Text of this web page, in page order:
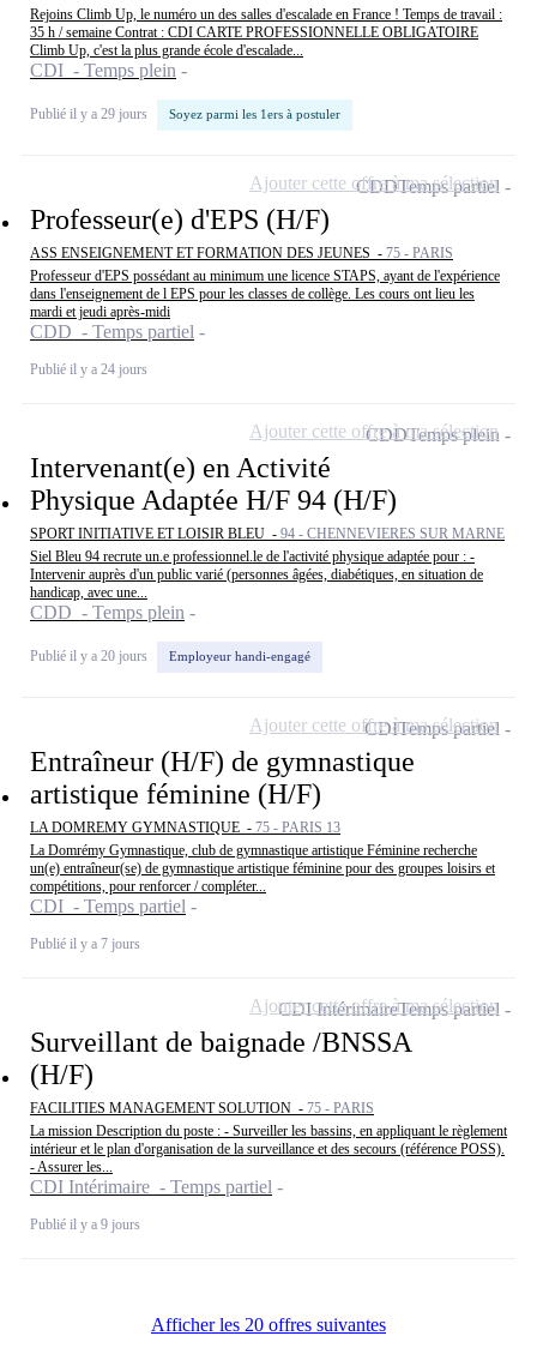
Rejoins Climb Up, le numéro un des salles d'escalade en France ! Temps de travail :
35 h / semaine Contrat : CDI CARTE PROFESSIONNELLE OBLIGATOIRE
Climb Up, c'est la plus grande école d'escalade...
CDI - Temps plein
Publié il y a 29 jours Soyez parmi les 1ers à postuler
Professeur(e) d'EPS (H/F)
ASS ENSEIGNEMENT ET FORMATION DES JEUNES - 75 - PARIS
Professeur d'EPS possédant au minimum une licence STAPS, ayant de l'expérience
dans l'enseignement de l EPS pour les classes de collège. Les cours ont lieu les
mardi et jeudi après-midi
CDD - Temps partiel
Publié il y a 24 jours
CDDTemps partiel
Ajouter cette offre à ma sélection
Intervenant(e) en Activité
Physique Adaptée H/F 94 (H/F)
SPORT INITIATIVE ET LOISIR BLEU - 94 - CHENNEVIERES SUR MARNE
Siel Bleu 94 recrute un.e professionnel.le de l'activité physique adaptée pour : -
Intervenir auprès d'un public varié (personnes âgées, diabétiques, en situation de
handicap, avec une...
CDD - Temps plein
Publié il y a 20 jours Employeur handi-engagé
CDDTemps plein
Ajouter cette offre à ma sélection
Entraîneur (H/F) de gymnastique
artistique féminine (H/F)
LA DOMREMY GYMNASTIQUE - 75 - PARIS 13
La Domrémy Gymnastique, club de gymnastique artistique Féminine recherche
un(e) entraîneur(se) de gymnastique artistique féminine pour des groupes loisirs et
compétitions, pour renforcer / compléter...
CDI - Temps partiel
Publié il y a 7 jours
CDITemps partiel
Ajouter cette offre à ma sélection
Surveillant de baignade /BNSSA
(H/F)
FACILITIES MANAGEMENT SOLUTION - 75 - PARIS
La mission Description du poste : - Surveiller les bassins, en appliquant le règlement
intérieur et le plan d'organisation de la surveillance et des secours (référence POSS).
- Assurer les...
CDI Intérimaire - Temps partiel
Publié il y a 9 jours
CDI IntérimaireTemps partiel
Ajouter cette offre à ma sélection
Afficher les 20 offres suivantes